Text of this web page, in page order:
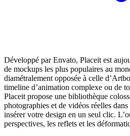
Développé par Envato, Placeit est
de mockups les plus populaires au
diamétralement opposée à celle
timeline d’animation complexe ou de
Placeit propose une bibliothèque
photographies et de vidéos réelles
insérer votre design en un seul clic.
perspectives, les reflets et les